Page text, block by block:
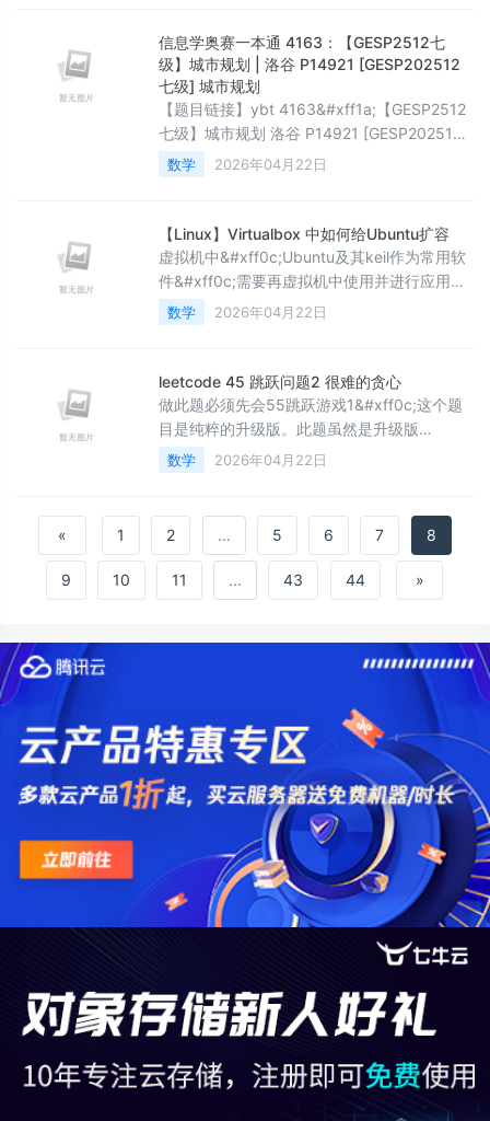
常量池&#xff1f;&#x1f914; 二、两种字符串创
建方式 &#x1f4
信息学奥赛一本通 4163：【GESP2512七
级】城市规划 | 洛谷 P14921 [GESP202512
七级] 城市规划
【题目链接】ybt 4163&#xff1a;【GESP2512
七级】城市规划 洛谷 P14921 [GESP202512
七级] 城市规划 【题目难度】&#xff1a;E 【题
目考点】 1. 图论&#xff1a;广搜 BFS 【解题思
条双向道路连接”&#xff0c;表明每个城市是一个
顶点&#xff0c;每条边是无向边&#xff0c;该图是
数学 2026年04月22日
【Linux】Virtualbox 中如何给Ubuntu扩容
虚拟机中&#xff0c;Ubuntu及其keil作为常用软
件&#xff0c;需要再虚拟机中使用并进行应用。
1.虚拟机扩容 # 进入安装目录 cd
&#34;C:\Program
机硬盘路径 .\VBoxManage list hdds # 扩容硬
盘至100GB .\VBoxManage modifyhd
&#34;C:
数学 2026年04月22日
leetcode 45 跳跃问题2 很难的贪心
做此题必须先会55跳跃游戏1&#xff0c;这个题
目是纯粹的升级版。此题虽然是升级版
&#xff0c;但是和1的思路差的还挺多。 每次到
最远距离mx之前&#xff0c;我们会记录一个
&#xff0c;缓存可能能达到的最远距离
his_mx&#xff0c;真的到达后再更新
mx&#xff0c;并且ans&#43;&#43;。这个挺难
想的&#xff0c;下次见
数学 2026年04月22日
« 1 2 ... 5 6 7 8
9 10 11 ... 43 44 »